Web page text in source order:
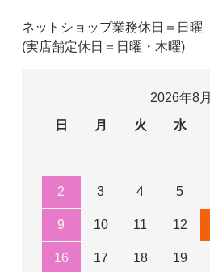
ネットショップ業務休日＝日曜
(実店舗定休日＝日曜・木曜)
2026年8月
日
月 火 水
2 3 4 5
9 10 11 12
16 17 18 19